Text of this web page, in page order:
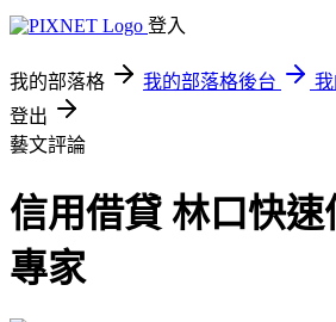
登入
我的部落格 我的部落格後台
登出
藝文評論
信用借貸 林口快
專家